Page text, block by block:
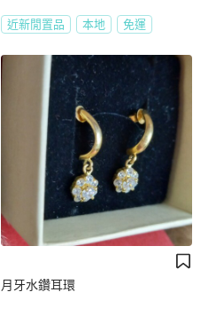
近新閒置品 本地 免運
月牙水鑽耳環